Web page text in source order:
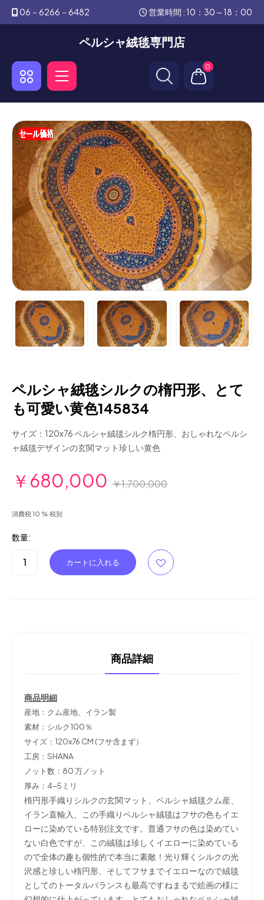
06－6266－6482 営業時間 : 10：30～18：00
ペルシャ絨毯専門店
0
ペルシャ絨毯シルクの楕円形、とて
も可愛い黄色145834
サイズ：120x76 ペルシャ絨毯シルク楕円形、おしゃれなペルシ
ャ絨毯デザインの玄関マット珍しい黄色
￥680,000 ￥1,700,000
消費税 10 % 税別
数量:
商品詳細
商品明細
産地：クム産地、イラン製
素材：シルク100％
サイズ：120x76 CM (フサ含まず）
工房：SHANA
ノット数：80万ノット
厚み：4-5ミリ
楕円形手織りシルクの玄関マット、ペルシャ絨毯クム産、
イラン直輸入、この手織りペルシャ絨毯はフサの色もイエ
ローに染めている特別注文です。普通フサの色は染めてい
ない白色ですが、この絨毯は珍しくイエローに染めている
ので全体の趣も個性的で本当に素敵！光り輝くシルクの光
沢感と珍しい楕円形、そしてフサまでイエローなので絨毯
としてのトータルバランスも最高ですねまるで絵画の様に